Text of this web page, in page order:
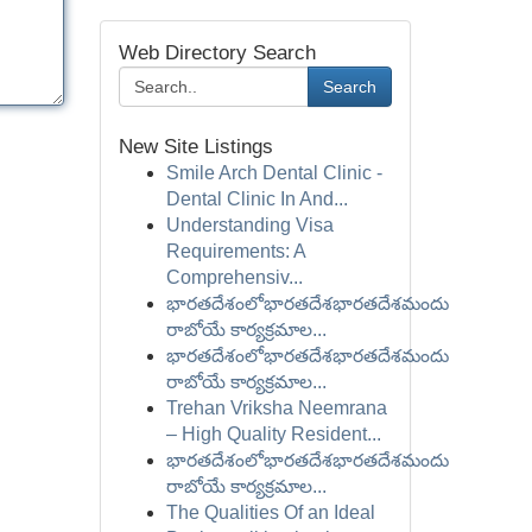
Web Directory Search
Search
New Site Listings
Smile Arch Dental Clinic -
Dental Clinic In And...
Understanding Visa
Requirements: A
Comprehensiv...
భారతదేశంలోభారతదేశభారతదేశమందు
రాబోయే కార్యక్రమాల...
భారతదేశంలోభారతదేశభారతదేశమందు
రాబోయే కార్యక్రమాల...
Trehan Vriksha Neemrana
– High Quality Resident...
భారతదేశంలోభారతదేశభారతదేశమందు
రాబోయే కార్యక్రమాల...
The Qualities Of an Ideal